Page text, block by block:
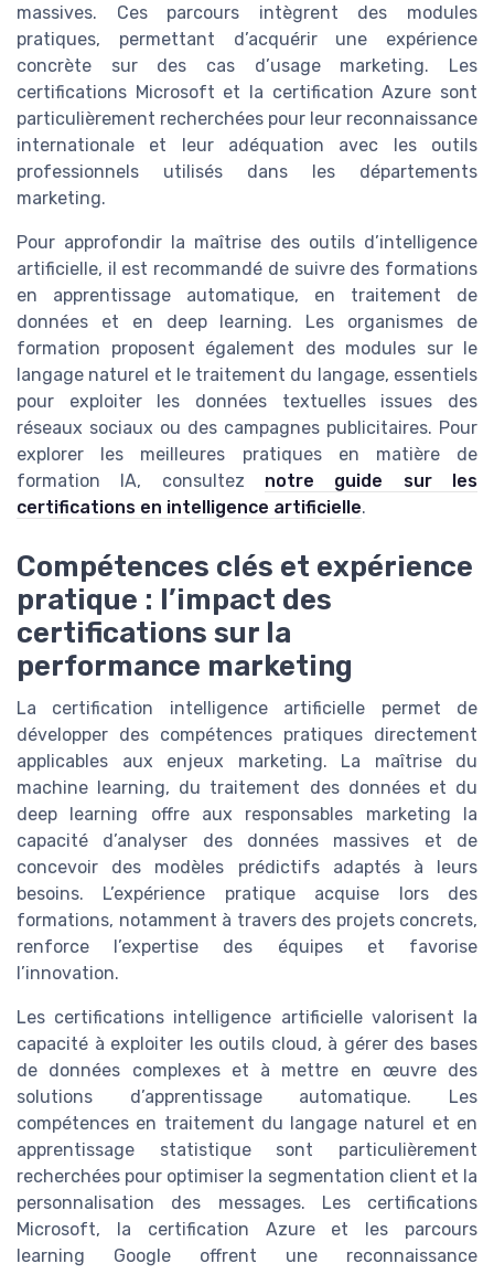
massives. Ces parcours intègrent des modules
pratiques, permettant d’acquérir une expérience
concrète sur des cas d’usage marketing. Les
certifications Microsoft et la certification Azure sont
particulièrement recherchées pour leur reconnaissance
internationale et leur adéquation avec les outils
professionnels utilisés dans les départements
marketing.
Pour approfondir la maîtrise des outils d’intelligence
artificielle, il est recommandé de suivre des formations
en apprentissage automatique, en traitement de
données et en deep learning. Les organismes de
formation proposent également des modules sur le
langage naturel et le traitement du langage, essentiels
pour exploiter les données textuelles issues des
réseaux sociaux ou des campagnes publicitaires. Pour
explorer les meilleures pratiques en matière de
formation IA, consultez notre guide sur les
certifications en intelligence artificielle.
Compétences clés et expérience
pratique : l’impact des
certifications sur la
performance marketing
La certification intelligence artificielle permet de
développer des compétences pratiques directement
applicables aux enjeux marketing. La maîtrise du
machine learning, du traitement des données et du
deep learning offre aux responsables marketing la
capacité d’analyser des données massives et de
concevoir des modèles prédictifs adaptés à leurs
besoins. L’expérience pratique acquise lors des
formations, notamment à travers des projets concrets,
renforce l’expertise des équipes et favorise
l’innovation.
Les certifications intelligence artificielle valorisent la
capacité à exploiter les outils cloud, à gérer des bases
de données complexes et à mettre en œuvre des
solutions d’apprentissage automatique. Les
compétences en traitement du langage naturel et en
apprentissage statistique sont particulièrement
recherchées pour optimiser la segmentation client et la
personnalisation des messages. Les certifications
Microsoft, la certification Azure et les parcours
learning Google offrent une reconnaissance